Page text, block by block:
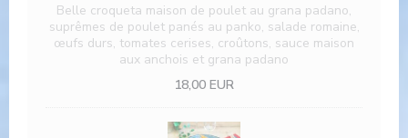
Belle croqueta maison de poulet au grana padano,
suprêmes de poulet panés au panko, salade romaine,
œufs durs, tomates cerises, croûtons, sauce maison
aux anchois et grana padano
18,00 EUR